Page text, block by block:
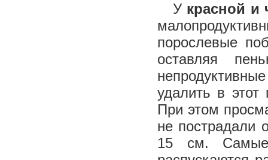
У красной и
порослевые
оставляя
удалить в
При этом
не пострадали
15 см. Самые